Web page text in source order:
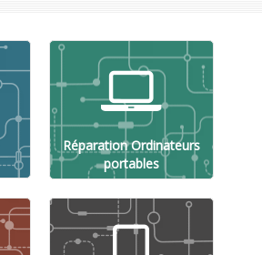
Réparation Ordinateurs
portables